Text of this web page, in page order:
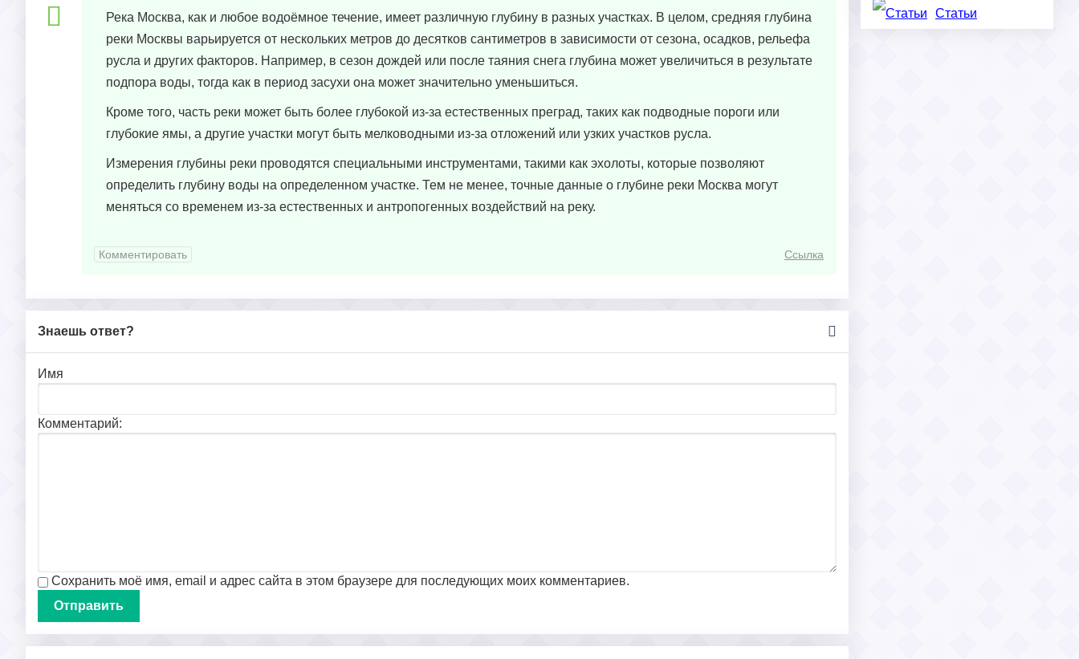
Статьи
Река Москва, как и любое водоёмное течение, имеет различную глубину в разных участках. В целом, средняя глубина
реки Москвы варьируется от нескольких метров до десятков сантиметров в зависимости от сезона, осадков, рельефа
русла и других факторов. Например, в сезон дождей или после таяния снега глубина может увеличиться в результате
подпора воды, тогда как в период засухи она может значительно уменьшиться.
Кроме того, часть реки может быть более глубокой из-за естественных преград, таких как подводные пороги или
глубокие ямы, а другие участки могут быть мелководными из-за отложений или узких участков русла.
Измерения глубины реки проводятся специальными инструментами, такими как эхолоты, которые позволяют
определить глубину воды на определенном участке. Тем не менее, точные данные о глубине реки Москва могут
меняться со временем из-за естественных и антропогенных воздействий на реку.
Комментировать Ссылка
Знаешь ответ?
Имя
Комментарий:
Сохранить моё имя, email и адрес сайта в этом браузере для последующих моих комментариев.